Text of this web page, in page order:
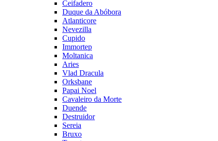
Ceifadero
Duque da Abóbora
Atlanticore
Nevezilla
Cupido
Immortep
Moltanica
Aries
Vlad Dracula
Orksbane
Papai Noel
Cavaleiro da Morte
Duende
Destruidor
Sereia
Bruxo